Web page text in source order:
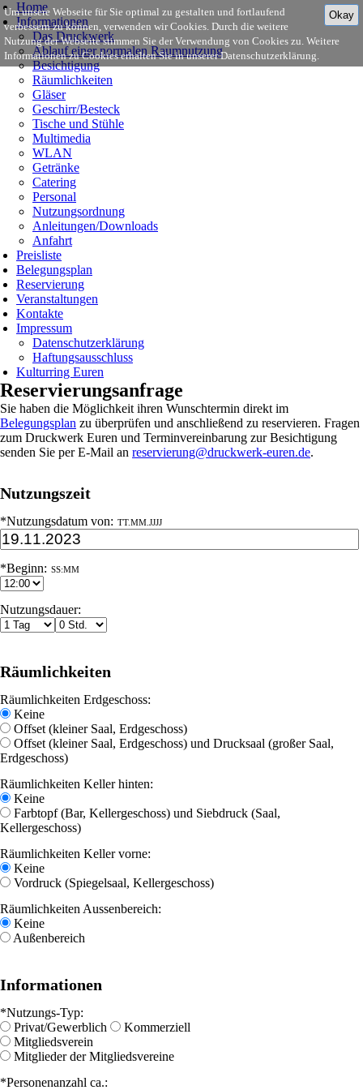
Home
Informationen
Das Druckwerk
Ablauf einer normalen Raumnutzung
Besichtigung
Räumlichkeiten
Gläser
Geschirr/Besteck
Tische und Stühle
Multimedia
WLAN
Getränke
Catering
Personal
Nutzungsordnung
Anleitungen/Downloads
Anfahrt
Preisliste
Belegungsplan
Reservierung
Veranstaltungen
Kontakte
Impressum
Datenschutzerklärung
Haftungsausschluss
Kulturring Euren
Reservierungsanfrage
Sie haben die Möglichkeit ihren Wunschtermin direkt im
Belegungsplan zu überprüfen und anschließend zu reservieren. Fragen
zum Druckwerk Euren und Terminvereinbarung zur Besichtigung
senden Sie per E-Mail an reservierung@druckwerk-euren.de.
Nutzungszeit
*Nutzungsdatum von: TT.MM.JJJJ
*Beginn: SS:MM
Nutzungsdauer:
Räumlichkeiten
Räumlichkeiten Erdgeschoss:
Keine
Offset (kleiner Saal, Erdgeschoss)
Offset (kleiner Saal, Erdgeschoss) und Drucksaal (großer Saal,
Erdgeschoss)
Räumlichkeiten Keller hinten:
Keine
Farbtopf (Bar, Kellergeschoss) und Siebdruck (Saal,
Kellergeschoss)
Räumlichkeiten Keller vorne:
Keine
Vordruck (Spiegelsaal, Kellergeschoss)
Räumlichkeiten Aussenbereich:
Keine
Außenbereich
Informationen
*Nutzungs-Typ:
Privat/Gewerblich
Kommerziell
Mitgliedsverein
Mitglieder der Mitgliedsvereine
*Personenanzahl ca.:
Okay
Um unsere Webseite für Sie optimal zu gestalten und fortlaufend
verbessern zu können, verwenden wir Cookies. Durch die weitere
Nutzung der Webseite stimmen Sie der Verwendung von Cookies zu. Weitere
Informationen zu Cookies erhalten Sie in unserer Datenschutzerklärung.